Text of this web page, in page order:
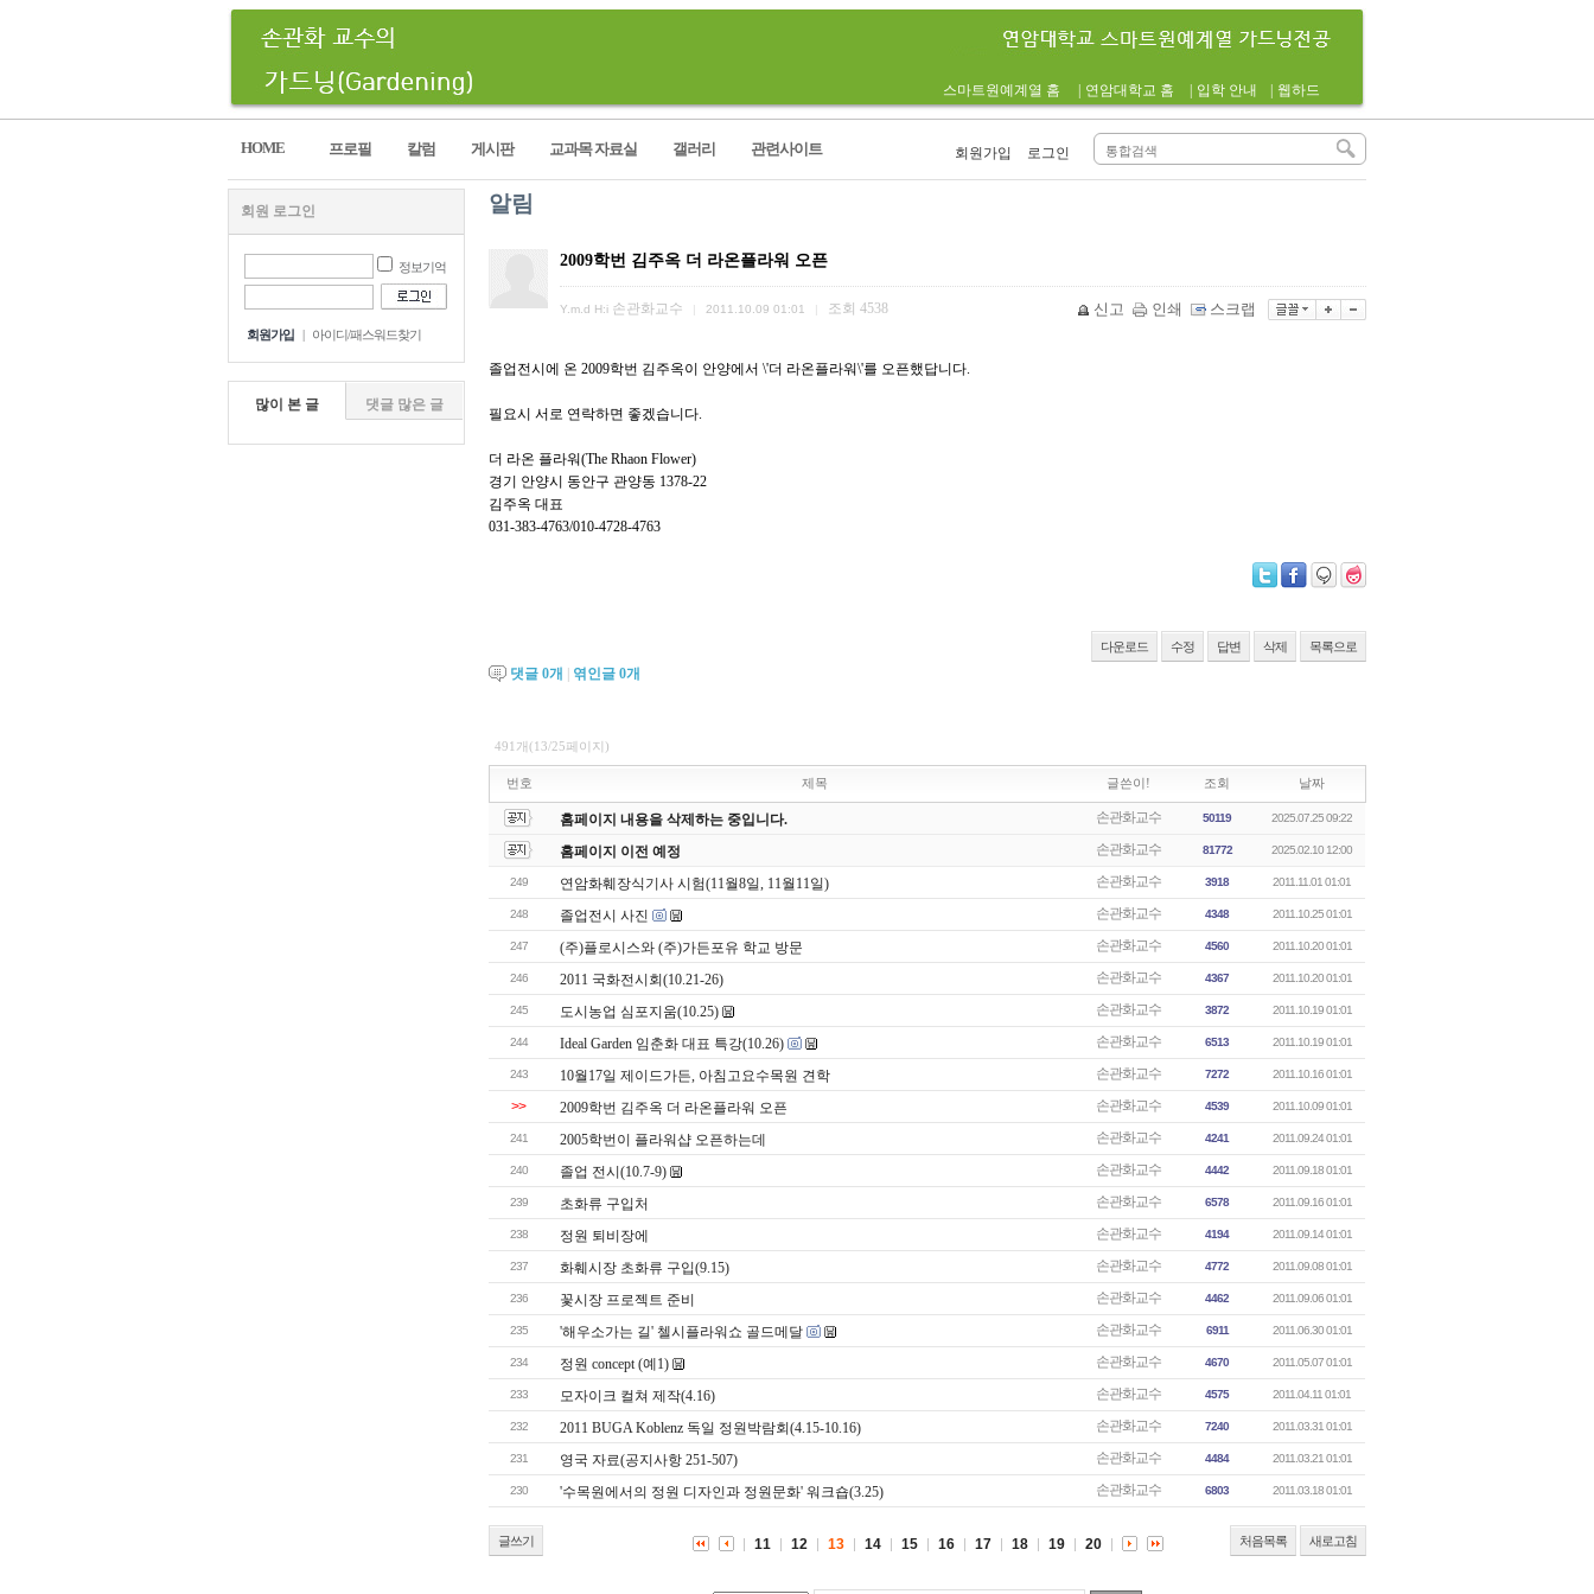
스마트원예계열 홈 연암대학교 홈 입학 안내 웹하드
회원가입 로그인
HOME 프로필 칼럼 게시판 교과목 자료실 갤러리 관련사이트
회원 로그인
정보기억
회원가입 | 아이디/패스워드찾기
많이 본 글 댓글 많은 글
알림
2009학번 김주옥 더 라온플라워 오픈
Y.m.d H:i 손관화교수 2011.10.09 01:01 조회 4538 신고 인쇄 스크랩
졸업전시에 온 2009학번 김주옥이 안양에서 \'더 라온플라워\'를 오픈했답니다.
필요시 서로 연락하면 좋겠습니다.
더 라온 플라워(The Rhaon Flower)
경기 안양시 동안구 관양동 1378-22
김주옥 대표
031-383-4763/010-4728-4763
다운로드 수정 답변 삭제 목록으로
댓글 0개 엮인글 0개
491개(13/25페이지)
번호 제목 글쓴이! 조회 날짜
홈페이지 내용을 삭제하는 중입니다. 손관화교수 50119 2025.07.25 09:22
홈페이지 이전 예정 손관화교수 81772 2025.02.10 12:00
249 연암화훼장식기사 시험(11월8일, 11월11일) 손관화교수 3918 2011.11.01 01:01
248 졸업전시 사진 손관화교수 4348 2011.10.25 01:01
247 (주)플로시스와 (주)가든포유 학교 방문 손관화교수 4560 2011.10.20 01:01
246 2011 국화전시회(10.21-26) 손관화교수 4367 2011.10.20 01:01
245 도시농업 심포지움(10.25) 손관화교수 3872 2011.10.19 01:01
244 Ideal Garden 임춘화 대표 특강(10.26) 손관화교수 6513 2011.10.19 01:01
243 10월17일 제이드가든, 아침고요수목원 견학 손관화교수 7272 2011.10.16 01:01
>> 2009학번 김주옥 더 라온플라워 오픈 손관화교수 4539 2011.10.09 01:01
241 2005학번이 플라워샵 오픈하는데 손관화교수 4241 2011.09.24 01:01
240 졸업 전시(10.7-9) 손관화교수 4442 2011.09.18 01:01
239 초화류 구입처 손관화교수 6578 2011.09.16 01:01
238 정원 퇴비장에 손관화교수 4194 2011.09.14 01:01
237 화훼시장 초화류 구입(9.15) 손관화교수 4772 2011.09.08 01:01
236 꽃시장 프로젝트 준비 손관화교수 4462 2011.09.06 01:01
235 '해우소가는 길' 첼시플라워쇼 골드메달 손관화교수 6911 2011.06.30 01:01
234 정원 concept (예1) 손관화교수 4670 2011.05.07 01:01
233 모자이크 컬쳐 제작(4.16) 손관화교수 4575 2011.04.11 01:01
232 2011 BUGA Koblenz 독일 정원박람회(4.15-10.16) 손관화교수 7240 2011.03.31 01:01
231 영국 자료(공지사항 251-507) 손관화교수 4484 2011.03.21 01:01
230 '수목원에서의 정원 디자인과 정원문화' 워크숍(3.25) 손관화교수 6803 2011.03.18 01:01
글쓰기 처음목록 새로고침
11 12 13 14 15 16 17 18 19 20